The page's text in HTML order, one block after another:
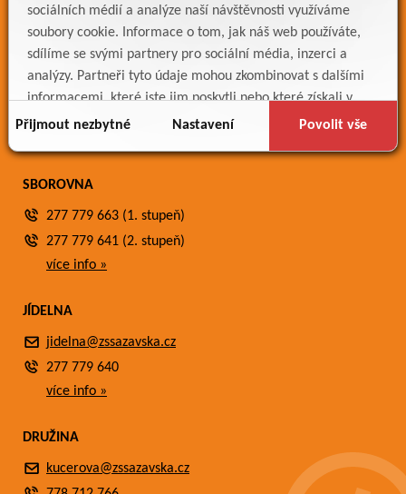
sociálních médií a analýze naší návštěvnosti využíváme
soubory cookie. Informace o tom, jak náš web používáte,
sdílíme se svými partnery pro sociální média, inzerci a
analýzy. Partneři tyto údaje mohou zkombinovat s dalšími
informacemi, které jste jim poskytli nebo které získali v
důsledku toho, že používáte jejich služby.
Přijmout nezbytné Nastavení Povolit vše
ODKAZY
Bakaláři
Jídelníček
Meteostanice
SBOROVNA
277 779 663 (1. stupeň)
277 779 641 (2. stupeň)
více info »
JÍDELNA
jidelna@zssazavska.cz
277 779 640
více info »
DRUŽINA
kucerova@zssazavska.cz